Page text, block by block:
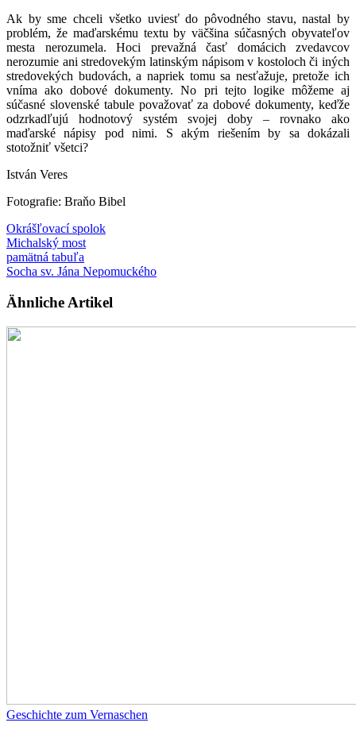
Ak by sme chceli všetko uviesť do pôvodného stavu, nastal by
problém, že maďarskému textu by väčšina súčasných obyvateľov
mesta nerozumela. Hoci prevažná časť domácich zvedavcov
nerozumie ani stredovekým latinským nápisom v kostoloch či iných
stredovekých budovách, a napriek tomu sa nesťažuje, pretože ich
vníma ako dobové dokumenty. No pri tejto logike môžeme aj
súčasné slovenské tabule považovať za dobové dokumenty, keďže
odzrkadľujú hodnotový systém svojej doby – rovnako ako
maďarské nápisy pod nimi. S akým riešením by sa dokázali
stotožniť všetci?
István Veres
Fotografie: Braňo Bibel
Okrášľovací spolok
Michalský most
pamätná tabuľa
Socha sv. Jána Nepomuckého
Ähnliche Artikel
Geschichte zum Vernaschen